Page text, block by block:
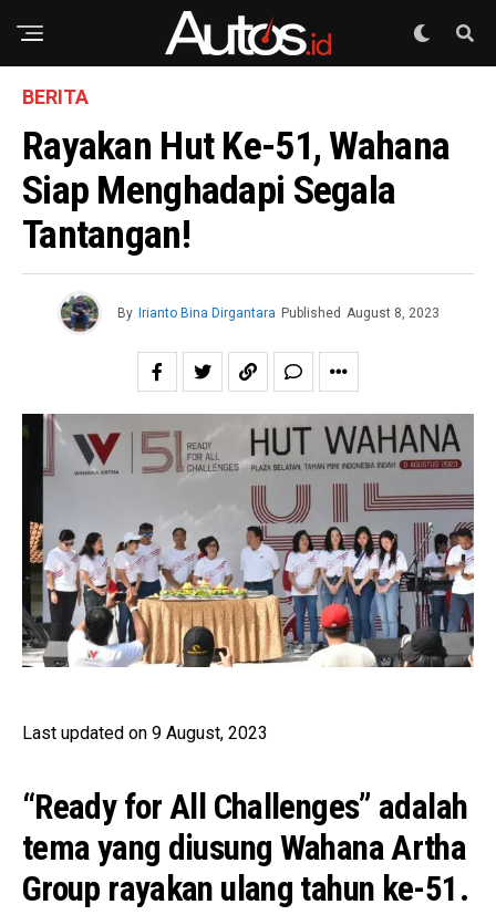
BERITA
Rayakan Hut Ke-51, Wahana
Siap Menghadapi Segala
Tantangan!
By Irianto Bina Dirgantara Published August 8, 2023
Last updated on 9 August, 2023
“Ready for All Challenges” adalah
tema yang diusung Wahana Artha
Group rayakan ulang tahun ke-51.